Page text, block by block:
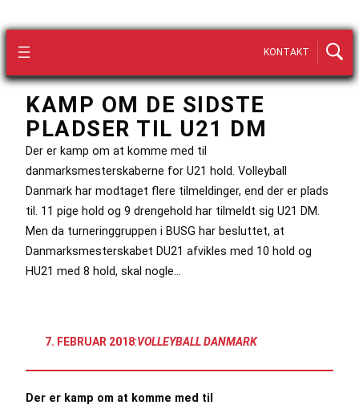
KONTAKT
KAMP OM DE SIDSTE
PLADSER TIL U21 DM
Der er kamp om at komme med til
danmarksmesterskaberne for U21 hold. Volleyball
Danmark har modtaget flere tilmeldinger, end der er plads
til. 11 pige hold og 9 drengehold har tilmeldt sig U21 DM.
Men da turneringgruppen i BUSG har besluttet, at
Danmarksmesterskabet DU21 afvikles med 10 hold og
HU21 med 8 hold, skal nogle…
7. FEBRUAR 2018:VOLLEYBALL DANMARK
Der er kamp om at komme med til